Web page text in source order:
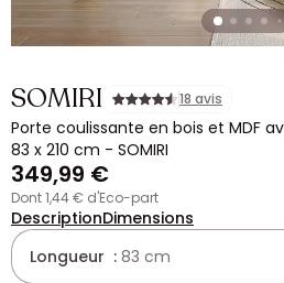
SOMIRI 18 avis
Porte coulissante en bois et MDF
83 x 210 cm - SOMIRI
349,99 €
dont 1,44 € d'Eco-part
DescriptionDimensions
Longueur : 83 cm